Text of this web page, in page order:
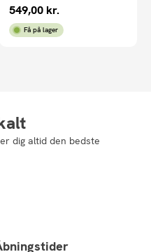
549,00 kr.
Få på lager
dig altid den bedste